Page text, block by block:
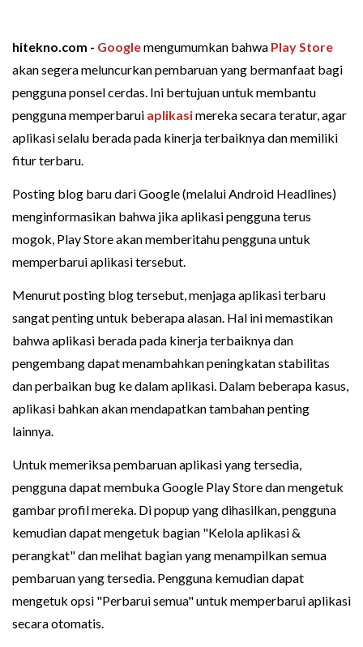
hitekno.com - Googlemengumumkan bahwa Play Store
akan segera meluncurkan pembaruan yang bermanfaat bagi
pengguna ponsel cerdas. Ini bertujuan untuk membantu
pengguna memperbarui aplikasimereka secara teratur, agar
aplikasi selalu berada pada kinerja terbaiknya dan memiliki
fitur terbaru.
Posting blog baru dari Google (melalui Android Headlines)
menginformasikan bahwa jika aplikasi pengguna terus
mogok, Play Store akan memberitahu pengguna untuk
memperbarui aplikasi tersebut.
Menurut posting blog tersebut, menjaga aplikasi terbaru
sangat penting untuk beberapa alasan. Hal ini memastikan
bahwa aplikasi berada pada kinerja terbaiknya dan
pengembang dapat menambahkan peningkatan stabilitas
dan perbaikan bug ke dalam aplikasi. Dalam beberapa kasus,
aplikasi bahkan akan mendapatkan tambahan penting
lainnya.
Untuk memeriksa pembaruan aplikasi yang tersedia,
pengguna dapat membuka Google Play Store dan mengetuk
gambar profil mereka. Di popup yang dihasilkan, pengguna
kemudian dapat mengetuk bagian "Kelola aplikasi &
perangkat" dan melihat bagian yang menampilkan semua
pembaruan yang tersedia. Pengguna kemudian dapat
mengetuk opsi "Perbarui semua" untuk memperbarui aplikasi
secara otomatis.